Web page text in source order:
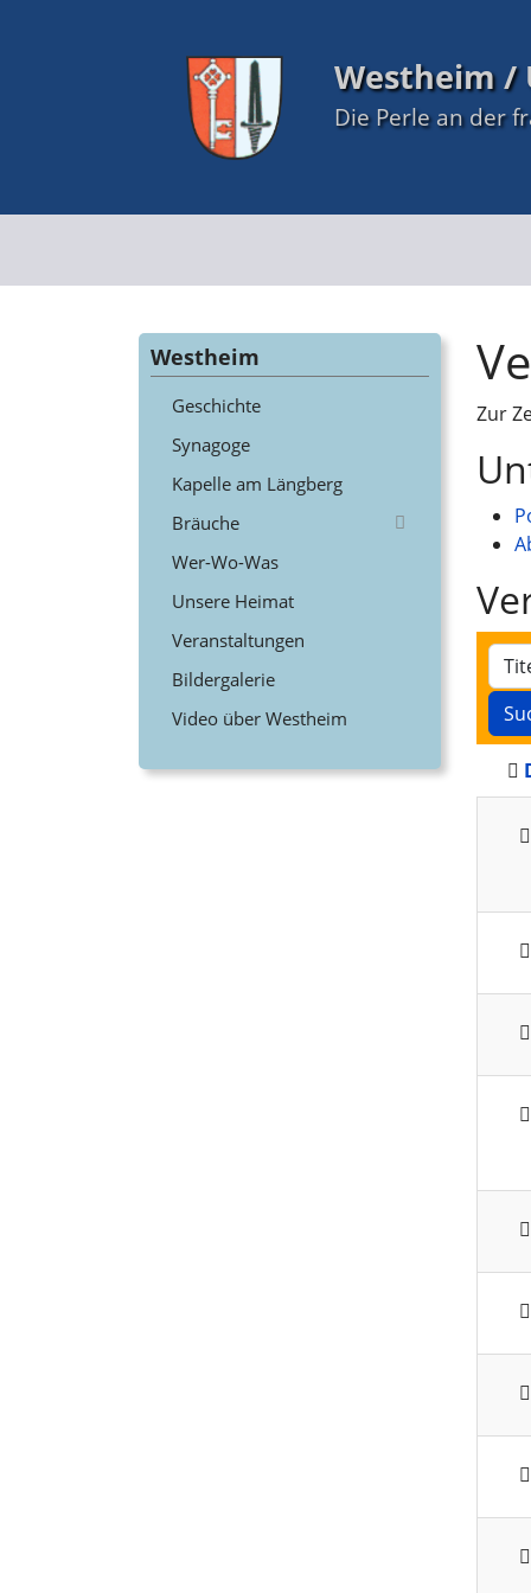
Westheim
Die Perle an der
Westheim
Geschichte
Synagoge
Kapelle am Längberg
Bräuche
Wer-Wo-Was
Unsere Heimat
Veranstaltungen
Bildergalerie
Video über Westheim
Zur